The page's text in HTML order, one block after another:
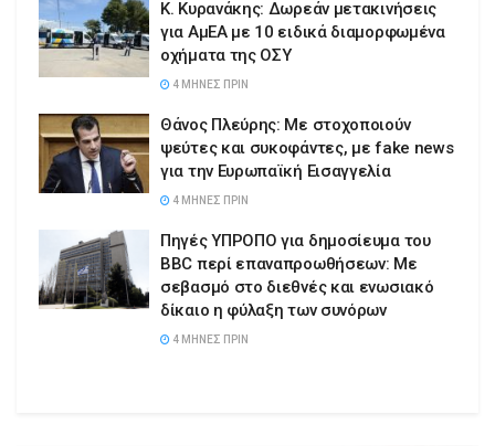
Κ. Κυρανάκης: Δωρεάν μετακινήσεις
για ΑμΕΑ με 10 ειδικά διαμορφωμένα
οχήματα της ΟΣΥ
4 ΜΉΝΕΣ ΠΡΙΝ
Θάνος Πλεύρης: Με στοχοποιούν
ψεύτες και συκοφάντες, με fake news
για την Ευρωπαϊκή Εισαγγελία
4 ΜΉΝΕΣ ΠΡΙΝ
Πηγές ΥΠΡΟΠΟ για δημοσίευμα του
BBC περί επαναπροωθήσεων: Με
σεβασμό στο διεθνές και ενωσιακό
δίκαιο η φύλαξη των συνόρων
4 ΜΉΝΕΣ ΠΡΙΝ